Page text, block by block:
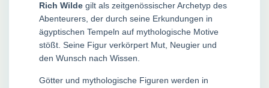
Rich Wilde gilt als zeitgenössischer Archetyp des
Abenteurers, der durch seine Erkundungen in
ägyptischen Tempeln auf mythologische Motive
stößt. Seine Figur verkörpert Mut, Neugier und
den Wunsch nach Wissen.
Götter und mythologische Figuren werden in